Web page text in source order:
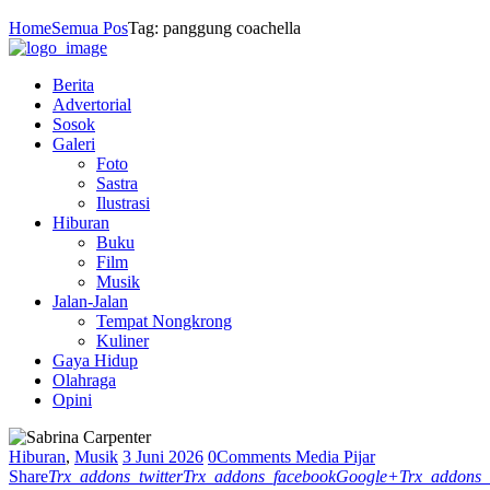
HomeSemua PosTag: panggung coachella
Berita
Advertorial
Sosok
Galeri
Foto
Sastra
Ilustrasi
Hiburan
Buku
Film
Musik
Jalan-Jalan
Tempat Nongkrong
Kuliner
Gaya Hidup
Olahraga
Opini
Hiburan, Musik 3 Juni 2026 0Comments Media Pijar
ShareTrx_addons_twitterTrx_addons_facebookGoogle+